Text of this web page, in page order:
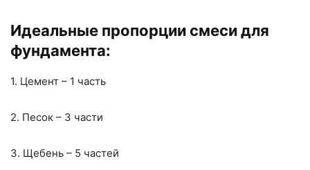
Идеальные пропорции смеси для
фундамента:
1. Цемент – 1 часть
2. Песок – 3 части
3. Щебень – 5 частей